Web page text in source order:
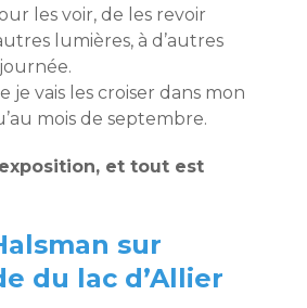
les voir, de les revoir
lumières, à d’autres
je vais les croiser dans mon
mois de septembre.
et tout est
sur
du lac d’Allier